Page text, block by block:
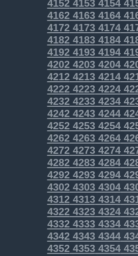
415241534154
416241634164
417241734174
418241834184
419241934194
420242034204
421242134214
422242234224
423242334234
424242434244
425242534254
426242634264
427242734274
428242834284
429242934294
430243034304
431243134314
432243234324
433243334334
434243434344
435243534354